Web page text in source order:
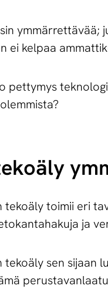
ei kelpaa
pettymys
tekoäly toimii eri
ja
tekoäly sen sijaan